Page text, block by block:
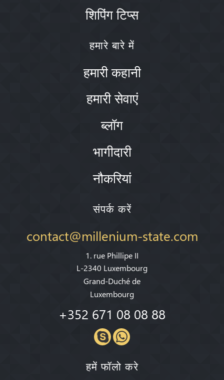
शिपिंग टिप्स
हमारे बारे में
हमारी कहानी
हमारी सेवाएं
ब्लॉग
भागीदारी
नौकरियां
संपर्क करें
contact@millenium-state.com
1. rue Phillipe II
L-2340 Luxembourg
Grand-Duché de
Luxembourg
+352 671 08 08 88
हमें फॉलो करे